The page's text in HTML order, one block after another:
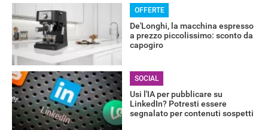
OFFERTE
De'Longhi, la macchina espresso
a prezzo piccolissimo: sconto da
capogiro
SOCIAL
Usi l'IA per pubblicare su
LinkedIn? Potresti essere
segnalato per contenuti sospetti